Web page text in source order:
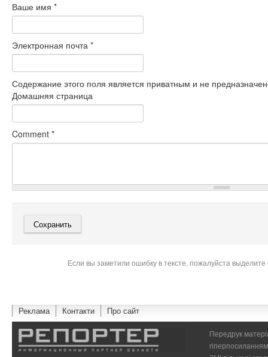
Ваше имя *
Электронная почта *
Содержание этого поля является приватным и не
Домашняя страница
Comment *
Если вы заметили ошибку в тексте, пожалуйста
Реклама Контакти Про сайт
Передрук